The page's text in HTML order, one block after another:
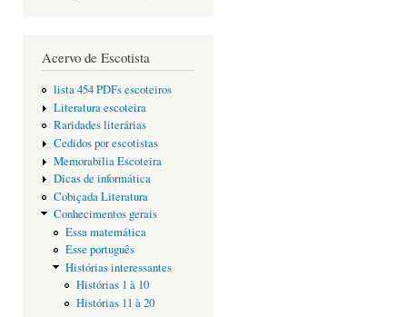
Acervo de Escotista
lista 454 PDFs escoteiros
Literatura escoteira
Raridades literárias
Cedidos por escotistas
Memorabilia Escoteira
Dicas de informática
Cobiçada Literatura
Conhecimentos gerais
Essa matemática
Esse português
Histórias interessantes
Histórias 1 à 10
Histórias 11 à 20